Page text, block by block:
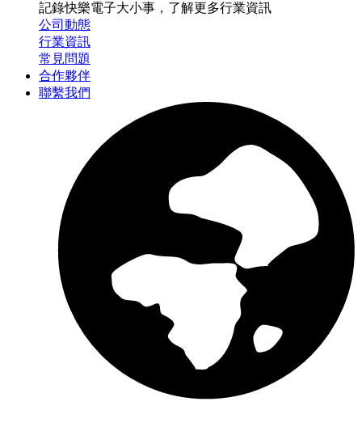
記錄快樂電子大小事，了解更多行業資訊
公司動態
行業資訊
常見問題
合作夥伴
聯繫我們